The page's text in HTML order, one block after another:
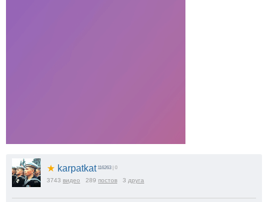
★ karpatkat 116263 | 0
3743 видео 289 постов 3 друга